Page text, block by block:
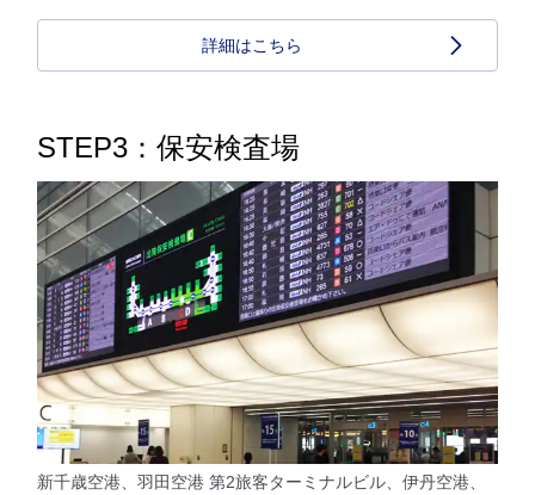
詳細はこちら
STEP3：保安検査場
新千歳空港、羽田空港 第2旅客ターミナルビル、伊丹空港、